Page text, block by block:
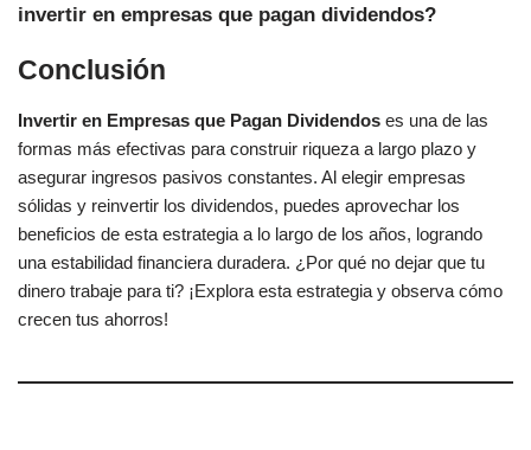
invertir en empresas que pagan dividendos?
Conclusión
Invertir en Empresas que Pagan Dividendos es una de las
formas más efectivas para construir riqueza a largo plazo y
asegurar ingresos pasivos constantes. Al elegir empresas
sólidas y reinvertir los dividendos, puedes aprovechar los
beneficios de esta estrategia a lo largo de los años, logrando
una estabilidad financiera duradera. ¿Por qué no dejar que tu
dinero trabaje para ti? ¡Explora esta estrategia y observa cómo
crecen tus ahorros!